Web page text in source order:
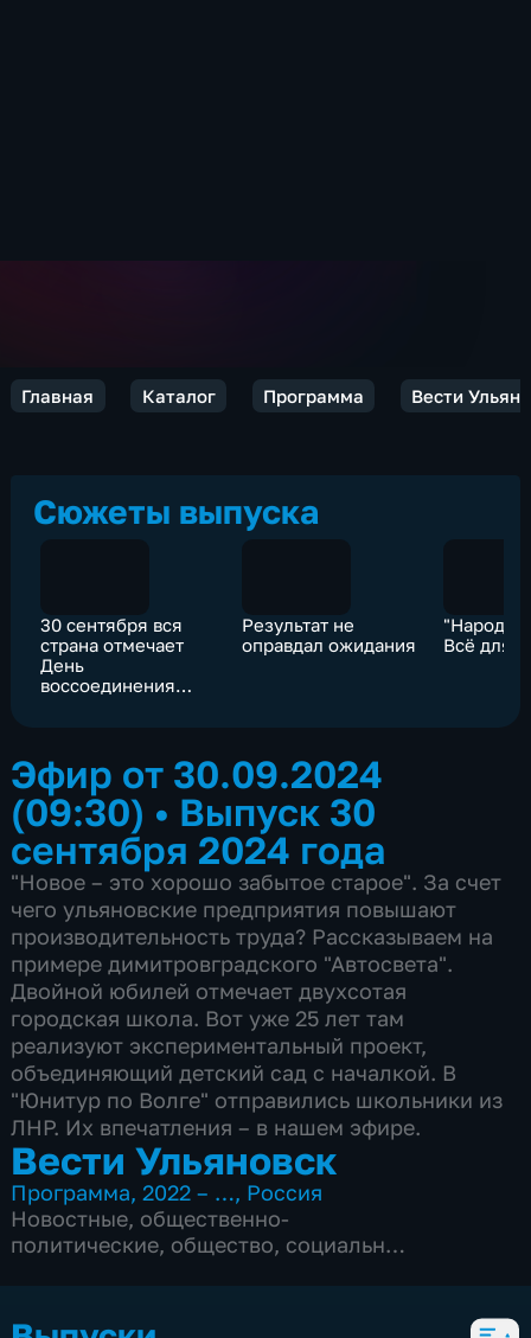
Главная Каталог Программа Вести
Сюжеты выпуска
30 сентября вся
страна отмечает
День
воссоединения
Результат не
оправдал ожидания
Всё для
Эфир от 30.09.2024
(09:30) • Выпуск 30
сентября 2024 года
"Новое – это хорошо забытое старое". За счет
чего ульяновские предприятия повышают
производительность труда? Рассказываем на
примере димитровградского "Автосвета".
Двойной юбилей отмечает двухсотая
городская школа. Вот уже 25 лет там
реализуют экспериментальный проект,
объединяющий детский сад с началкой. В
"Юнитур по Волге" отправились школьники из
ЛНР. Их впечатления – в нашем эфире.
Вести Ульяновск
Программа,2022 – …, Россия
Новостные, общественно-
политические, общество, социально-